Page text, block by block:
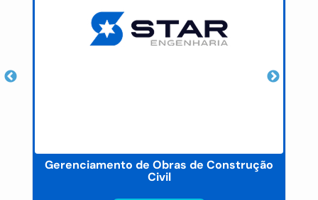
Gerenciamento de Obras de Construção
Civil